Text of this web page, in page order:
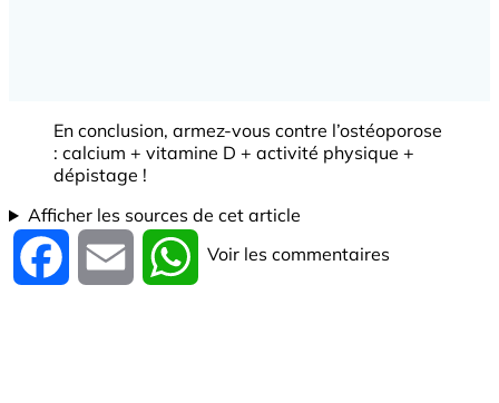
En conclusion, armez-vous contre l’ostéoporose
: calcium + vitamine D + activité physique +
dépistage !
Afficher les sources de cet article
Facebook Email WhatsApp
Voir les commentaires